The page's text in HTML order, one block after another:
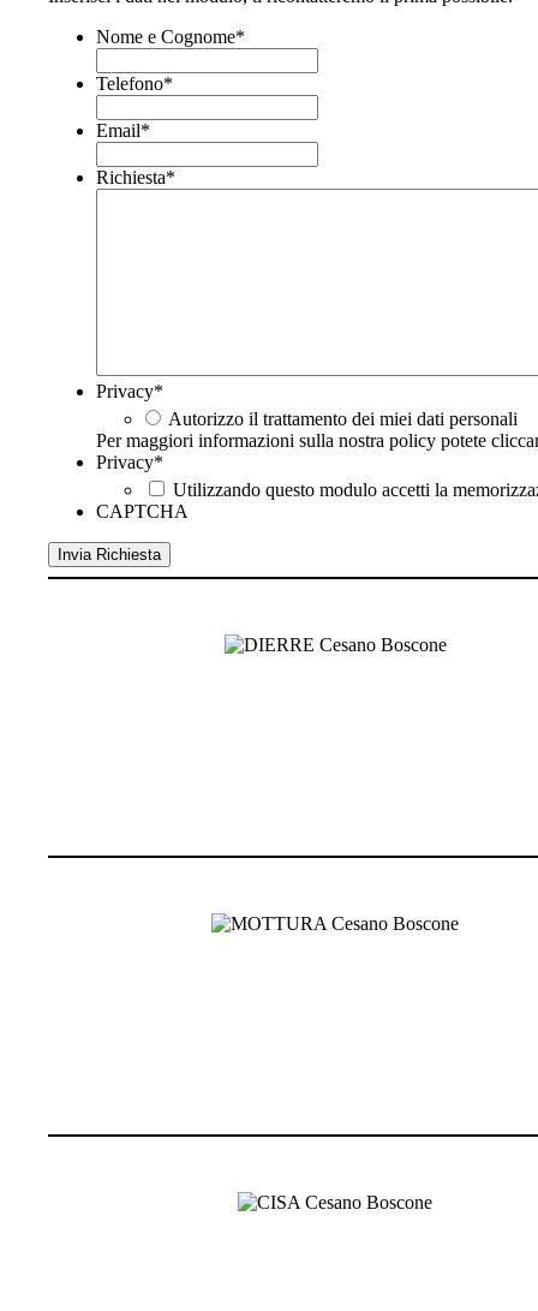
Nome e Cognome*
Telefono*
Email*
Richiesta*
Privacy*
Autorizzo il trattamento dei miei dati personali
Per maggiori informazioni sulla nostra policy potete
Privacy*
Utilizzando questo modulo accetti la
CAPTCHA